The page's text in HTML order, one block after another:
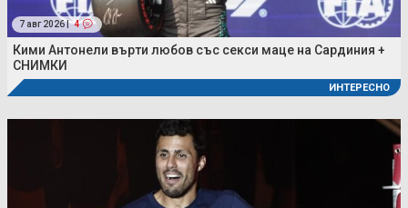
7 авг 2026 | 4
Кими Антонели върти любов със секси маце на Сардиния +
СНИМКИ
ИНТЕРЕСНО